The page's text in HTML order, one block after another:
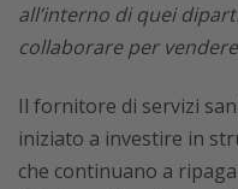
all’interno di quei
collaborare per
Il fornitore di servizi
iniziato a investire in
che continuano a